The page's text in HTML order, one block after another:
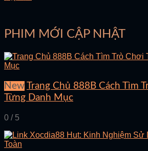
PHIM MỚI CẬP NHẬT
New Trang Chủ 888B Cách Tìm
Từng Danh Mục
0 / 5